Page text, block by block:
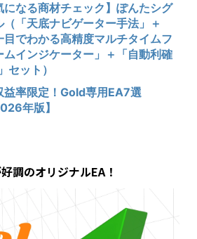
になる商材チェック】ぽんたシグ
（「天底ナビゲーター手法」＋
目でわかる高精度マルチタイムフ
ムインジケーター」＋「自動利確
セット）
益率限定！Gold専用EA7選
年版】
調のオリジナルEA！